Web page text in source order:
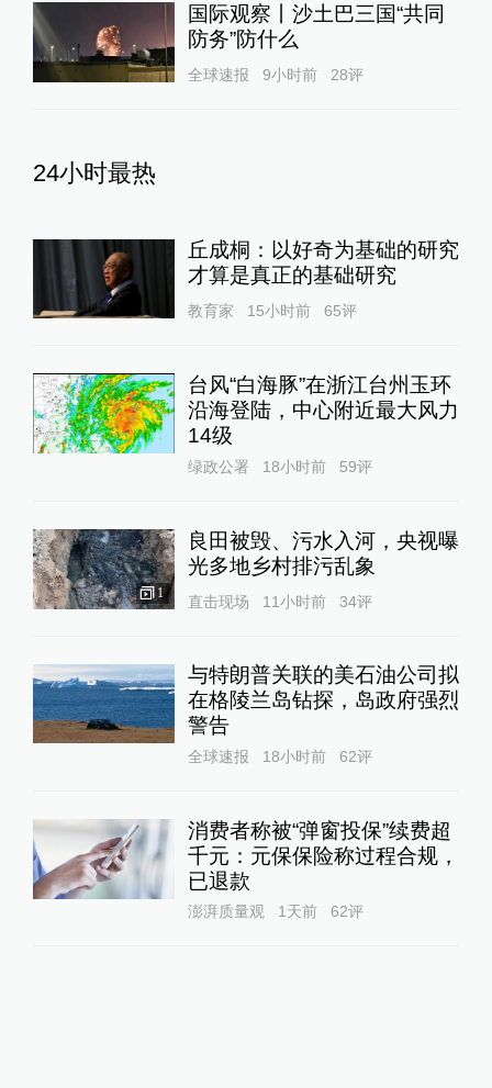
国际观察丨沙土巴三国“共同
防务”防什么
全球速报 9小时前 28评
24小时最热
丘成桐：以好奇为基础的研究
才算是真正的基础研究
教育家 15小时前 65评
台风“白海豚”在浙江台州玉环
沿海登陆，中心附近最大风力
14级
绿政公署 18小时前 59评
1
良田被毁、污水入河，央视曝
光多地乡村排污乱象
直击现场 11小时前 34评
与特朗普关联的美石油公司拟
在格陵兰岛钻探，岛政府强烈
警告
全球速报 18小时前 62评
消费者称被“弹窗投保”续费超
千元：元保保险称过程合规，
已退款
澎湃质量观 1天前 62评